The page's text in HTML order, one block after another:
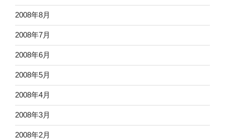
2008年8月
2008年7月
2008年6月
2008年5月
2008年4月
2008年3月
2008年2月